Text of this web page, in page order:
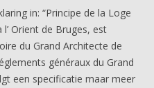
in: “Principe de la Loge
Orient de Bruges, est
du Grand Architecte de
généraux du Grand
een specificatie maar meer